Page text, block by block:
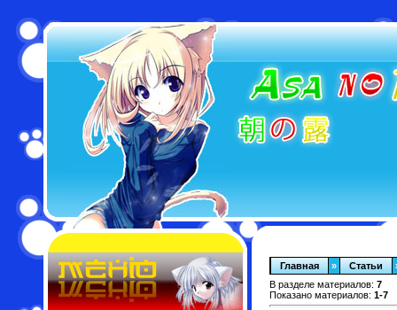
Главная » Статьи
В разделе материалов: 7
Показано материалов: 1-7